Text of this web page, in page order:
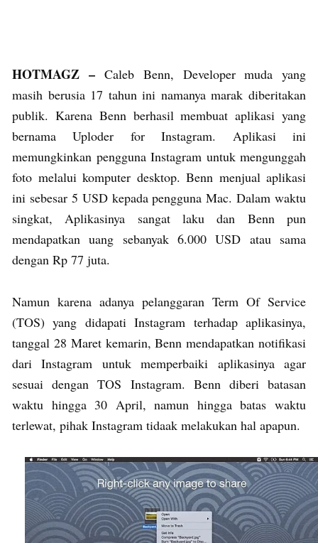
HOTMAGZ –Caleb Benn, Developer muda yang
masih berusia 17 tahun ini namanya marak diberitakan
publik. Karena Benn berhasil membuat aplikasi yang
bernama Uploder for Instagram. Aplikasi ini
memungkinkan pengguna Instagram untuk mengunggah
foto melalui komputer desktop. Benn menjual aplikasi
ini sebesar 5 USD kepada pengguna Mac. Dalam waktu
singkat, Aplikasinya sangat laku dan Benn pun
mendapatkan uang sebanyak 6.000 USD atau sama
dengan Rp 77 juta.
Namun karena adanya pelanggaran Term Of Service
(TOS) yang didapati Instagram terhadap aplikasinya,
tanggal 28 Maret kemarin, Benn mendapatkan notifikasi
dari Instagram untuk memperbaiki aplikasinya agar
sesuai dengan TOS Instagram. Benn diberi batasan
waktu hingga 30 April, namun hingga batas waktu
terlewat, pihak Instagram tidaak melakukan hal apapun.